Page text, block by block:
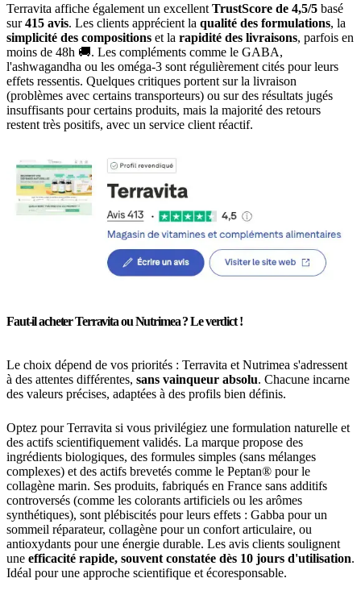
Terravita affiche également un excellent TrustScore de 4,5/5 basé
sur415 avis. Les clients apprécient la qualité des formulations, la
simplicité des compositions et la rapidité des livraisons, parfois en
moins de 48h 🚚. Les compléments comme le GABA,
l'ashwagandha ou les oméga-3 sont régulièrement cités pour leurs
effets ressentis. Quelques critiques portent sur la livraison
(problèmes avec certains transporteurs) ou sur des résultats jugés
insuffisants pour certains produits, mais la majorité des retours
restent très positifs, avec un service client réactif.
Faut-il acheter Terravita ou Nutrimea ? Le verdict !
Le choix dépend de vos priorités : Terravita et Nutrimea s'adressent
à des attentes différentes, sans vainqueur absolu. Chacune incarne
des valeurs précises, adaptées à des profils bien définis.
Optez pour Terravita si vous privilégiez une formulation naturelle et
des actifs scientifiquement validés. La marque propose des
ingrédients biologiques, des formules simples (sans mélanges
complexes) et des actifs brevetés comme le Peptan® pour le
collagène marin. Ses produits, fabriqués en France sans additifs
controversés (comme les colorants artificiels ou les arômes
synthétiques), sont plébiscités pour leurs effets : Gabba pour un
sommeil réparateur, collagène pour un confort articulaire, ou
antioxydants pour une énergie durable. Les avis clients soulignent
une efficacité rapide, souvent constatée dès 10 jours d'utilisation.
Idéal pour une approche scientifique et écoresponsable.